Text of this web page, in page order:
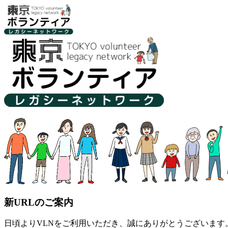
新URLのご案内
日頃よりVLNをご利用いただき、誠にありがとうございます